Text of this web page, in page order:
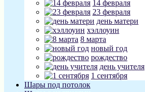
14 февраля
23 февраля
день матери
хэллоуин
8 марта
новый год
рождество
день учителя
1 сентября
Шары под потолок